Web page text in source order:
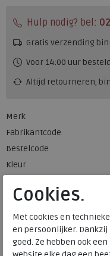
Hulp nodig? bel:
Gratis verzending
Voor 14:00 uur
Altijd retourneren,
Merk
Fabrikantcode
Bestelcode
Kleur
Materiaal
Uitneembaar voetbed
Hakhoogte
Cookies.
Met cookies en
en persoonlijker.
goed. Ze hebben ook